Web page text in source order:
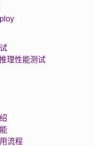
理性能测试
流程